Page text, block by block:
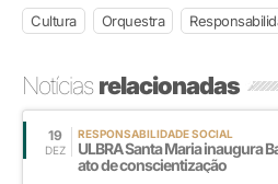
Cultura Orquestra
Notíciasrelacionadas
19
DEZ
RESPONSABILIDADE SOCIAL
ULBRA Santa Maria inaugura
ato de conscientização